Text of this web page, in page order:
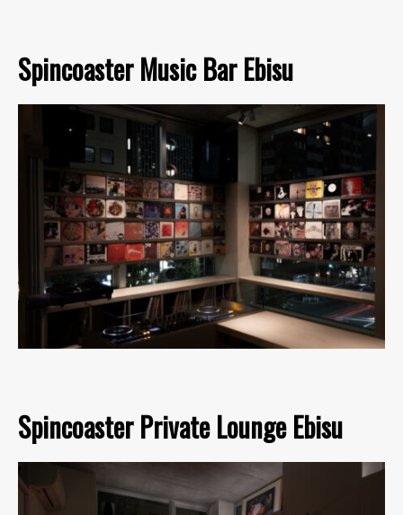
Spincoaster Music Bar Ebisu
Spincoaster Private Lounge Ebisu